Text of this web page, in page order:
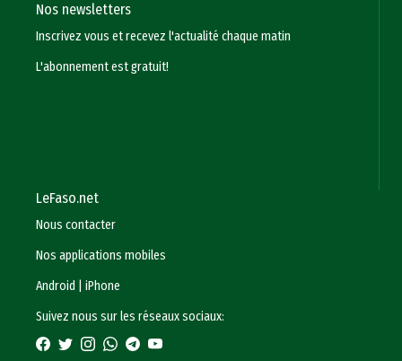
Nos newsletters
Inscrivez vous et recevez l'actualité chaque matin
L'abonnement est gratuit!
LeFaso.net
Nous contacter
Nos applications mobiles
Android |iPhone
Suivez nous sur les réseaux sociaux: